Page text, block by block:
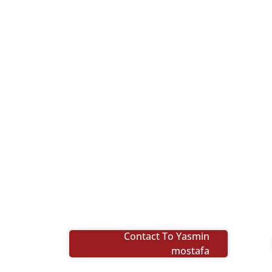
Contact To Yasmin
mostafa